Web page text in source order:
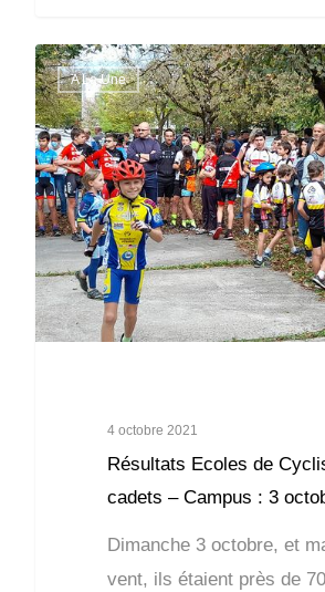
A La Une
4 octobre 2021
Résultats Ecoles de
cadets – Campus : 3
Dimanche 3 octobre, et
vent, ils étaient près de